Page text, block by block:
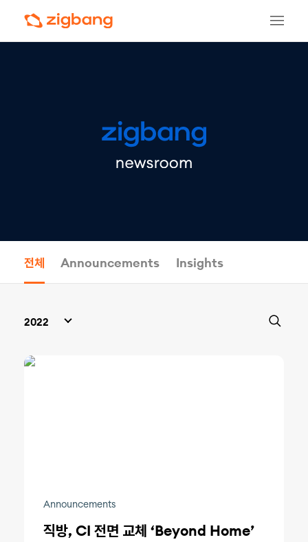
전체 Announcements Insights
Announcements
직방, CI 전면 교체 ‘Beyond Home’